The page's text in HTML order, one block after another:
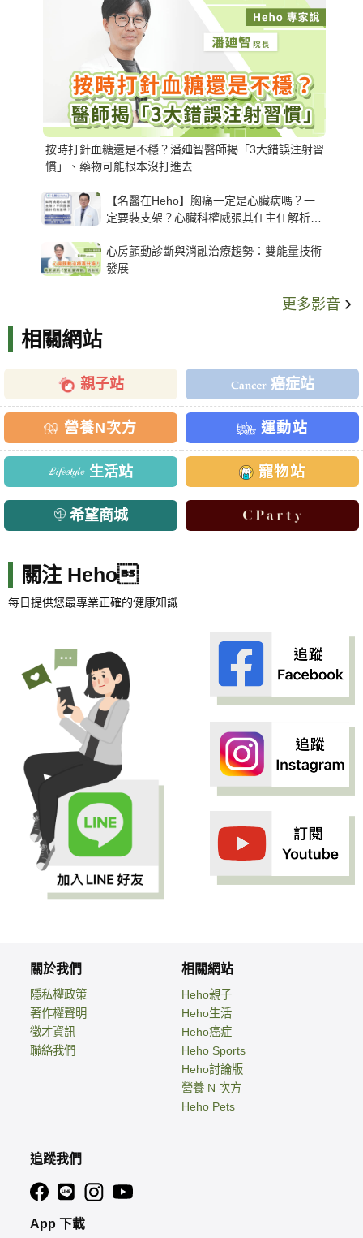
按時打針血糖還是不穩？潘廸智醫師揭「3大錯誤注射習
慣」、藥物可能根本沒打進去
【名醫在Heho】胸痛一定是心臟病嗎？一
定要裝支架？心臟科權威張其任主任解析支
心房顫動診斷與消融治療趨勢：雙能量技術
發展
更多影音
相關網站
親子站 癌症站
營養N次方 運動站
生活站 寵物站
希望商城
關注 Heho
每日提供您最專業正確的健康知識
關於我們
隱私權政策
著作權聲明
徵才資訊
聯絡我們
相關網站
Heho親子
Heho生活
Heho癌症
Heho Sports
Heho討論版
營養 N 次方
Heho Pets
追蹤我們
App 下載